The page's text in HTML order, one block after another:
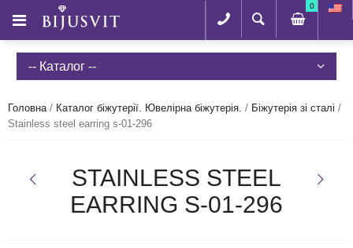
0
-- Каталог --
Головна/ Каталог біжутерії. Ювелірна біжутерія. / Біжутерія зі сталі /
Stainless steel earring s-01-296
STAINLESS STEEL
EARRING S-01-296